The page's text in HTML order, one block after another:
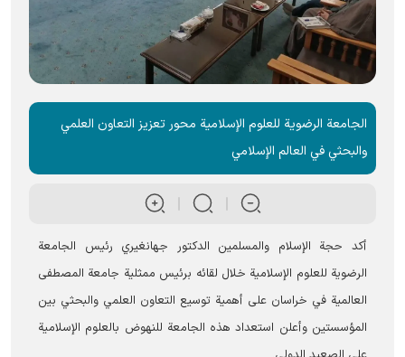
الجامعة الرضویة للعلوم الإسلامية محور تعزيز التعاون العلمي
والبحثي في العالم الإسلامي
أكد حجة الإسلام والمسلمين الدكتور جهانغيري رئيس الجامعة
الرضویة للعلوم الإسلامية خلال لقائه برئيس ممثلية جامعة المصطفى
العالمية في خراسان على أهمية توسيع التعاون العلمي والبحثي بين
المؤسستين وأعلن استعداد هذه الجامعة للنهوض بالعلوم الإسلامية